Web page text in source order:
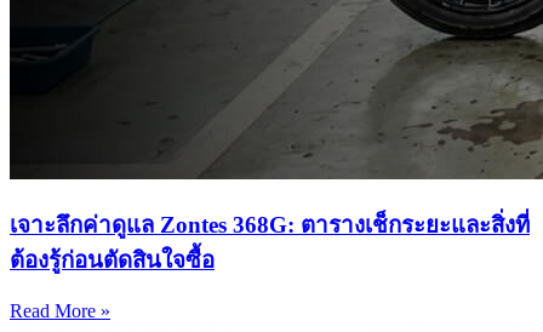
เจาะลึกค่าดูแล Zontes 368G: ตารางเช็กระยะและสิ่งที่
ต้องรู้ก่อนตัดสินใจซื้อ
Read More »